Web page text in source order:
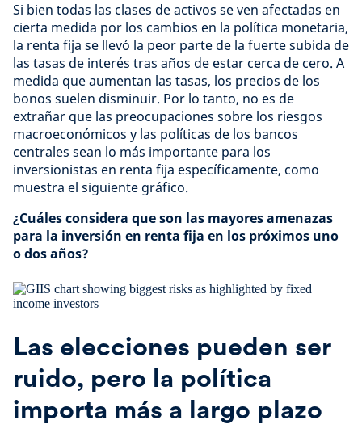
Si bien todas las clases de activos se ven afectadas en
cierta medida por los cambios en la política monetaria,
la renta fija se llevó la peor parte de la fuerte subida de
las tasas de interés tras años de estar cerca de cero. A
medida que aumentan las tasas, los precios de los
bonos suelen disminuir. Por lo tanto, no es de
extrañar que las preocupaciones sobre los riesgos
macroeconómicos y las políticas de los bancos
centrales sean lo más importante para los
inversionistas en renta fija específicamente, como
muestra el siguiente gráfico.
¿Cuáles considera que son las mayores amenazas
para la inversión en renta fija en los próximos uno
o dos años?
Las elecciones pueden ser
ruido, pero la política
importa más a largo plazo